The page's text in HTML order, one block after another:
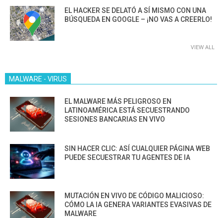
EL HACKER SE DELATÓ A SÍ MISMO CON UNA
BÚSQUEDA EN GOOGLE – ¡NO VAS A CREERLO!
VIEW ALL
MALWARE - VIRUS
EL MALWARE MÁS PELIGROSO EN
LATINOAMÉRICA ESTÁ SECUESTRANDO
SESIONES BANCARIAS EN VIVO
SIN HACER CLIC: ASÍ CUALQUIER PÁGINA WEB
PUEDE SECUESTRAR TU AGENTES DE IA
MUTACIÓN EN VIVO DE CÓDIGO MALICIOSO:
CÓMO LA IA GENERA VARIANTES EVASIVAS DE
MALWARE